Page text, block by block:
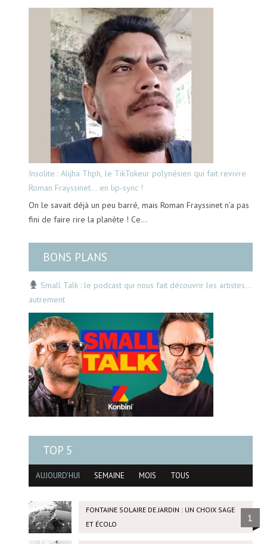
Insolite : Alijha Thph, le TikTokeur polynésien qui fait revivre
Roman Frayssinet… en lip-sync !
On le savait déjà un peu barré, mais Roman Frayssinet n’a pas
fini de faire rire la planète ! Ce…
BONS PLANS
Small Talk : le podcast qui nous fait découvrir les artistes…
autrement
TOP 5
AUJOURD'HUI SEMAINE MOIS TOUS
FONTAINE SOLAIRE DE JARDIN : UN CHOIX SAGE
ET ÉCOLO
1